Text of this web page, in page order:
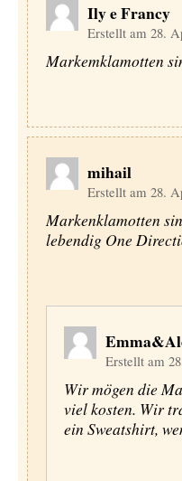
Ily e Francy
Erstellt am 28.
Markemklamotten
mihail
Erstellt am 28.
Markenklamotten
lebendig One
Erstellt am
Wir mögen die
viel kosten. Wir
ein Sweatshirt,